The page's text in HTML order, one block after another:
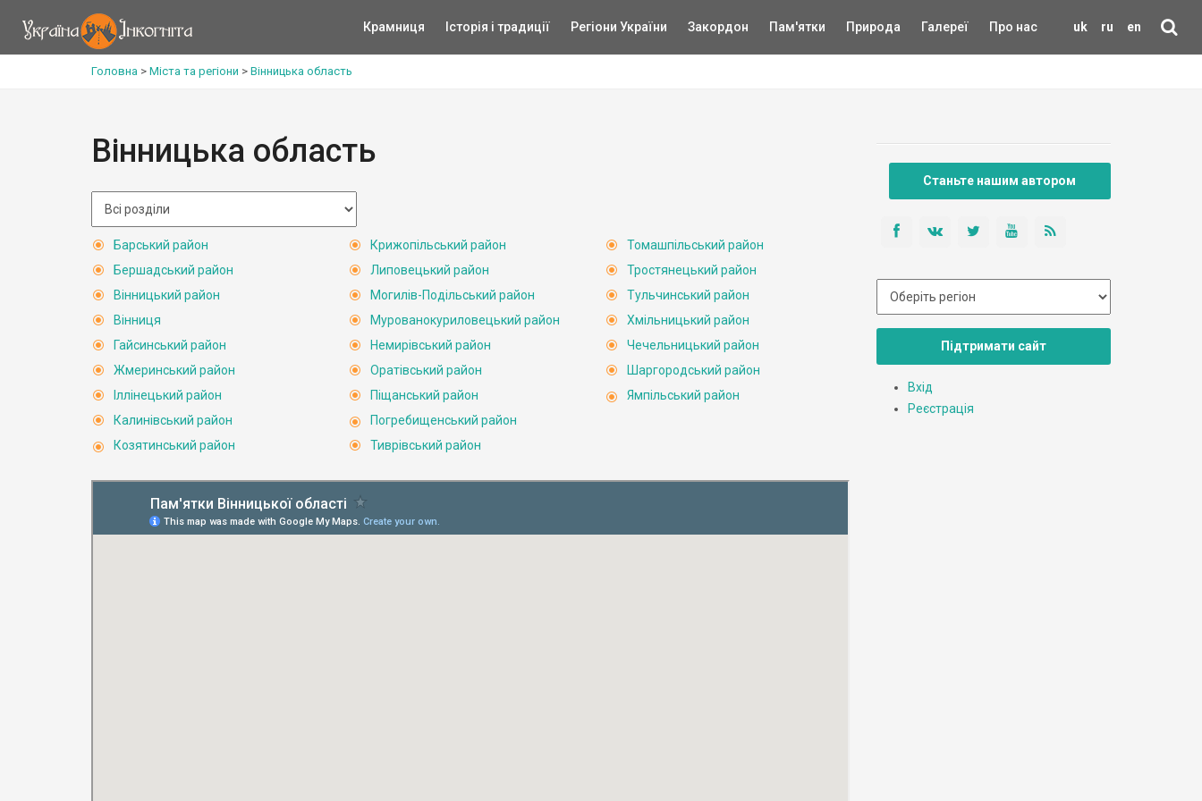
uk ru en
Крамниця Історія і традиції Регіони України Закордон Пам'ятки Природа Галереї Про нас
Головна > Міста та регіони > Вінницька область
Вінницька область
Барський район
Бершадський район
Вінницький район
Вінниця
Гайсинський район
Жмеринський район
Іллінецький район
Калинівський район
Козятинський район
Крижопільський район
Липовецький район
Могилів-Подільський район
Мурованокуриловецький район
Немирівський район
Оратівський район
Піщанський район
Погребищенський район
Тиврівський район
Томашпільський район
Тростянецький район
Тульчинський район
Хмільницький район
Чечельницький район
Шаргородський район
Ямпільський район
Станьте нашим автором
Підтримати сайт
Вхід
Реєстрація